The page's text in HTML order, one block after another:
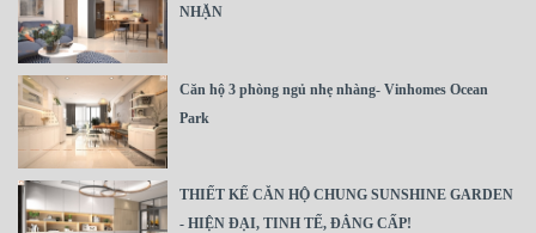
NHẶN
Căn hộ 3 phòng ngủ nhẹ nhàng- Vinhomes Ocean
Park
THIẾT KẾ CĂN HỘ CHUNG SUNSHINE GARDEN
- HIỆN ĐẠI, TINH TẾ, ĐẲNG CẤP!